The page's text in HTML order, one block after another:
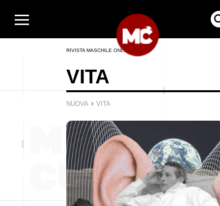
RIVISTA MASCHILE ONLINE
VITA
NUOVA › VITA